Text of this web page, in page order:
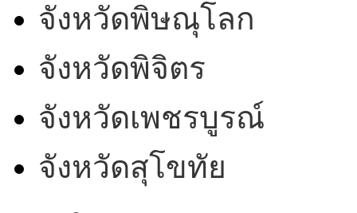
จังหวัดพิษณุโลก
จังหวัดพิจิตร
จังหวัดเพชรบูรณ์
จังหวัดสุโขทัย